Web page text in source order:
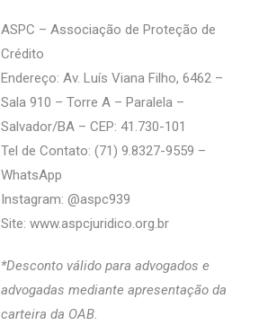
ASPC – Associação de Proteção de
Crédito
Endereço: Av. Luís Viana Filho, 6462 –
Sala 910 – Torre A – Paralela –
Salvador/BA – CEP: 41.730-101
Tel de Contato: (71) 9.8327-9559 –
WhatsApp
Instagram: @‌aspc939
Site:www.aspcjuridico.org.br
*Desconto válido para advogados e
advogadas mediante apresentação da
carteira da OAB.